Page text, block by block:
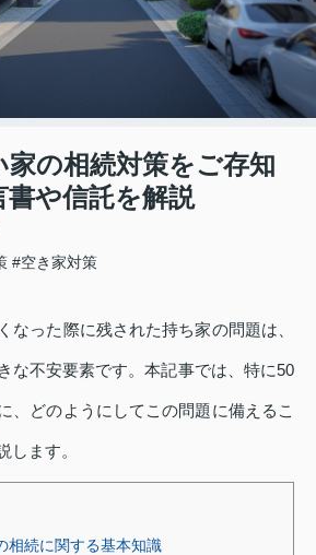
の相続対策をご存知
や信託を解説
#空き家対策
なった際に残された持ち家の問題は、
な不安要素です。本記事では、特に50
、どのようにしてこの問題に備えるこ
します。
相続に関する基本知識